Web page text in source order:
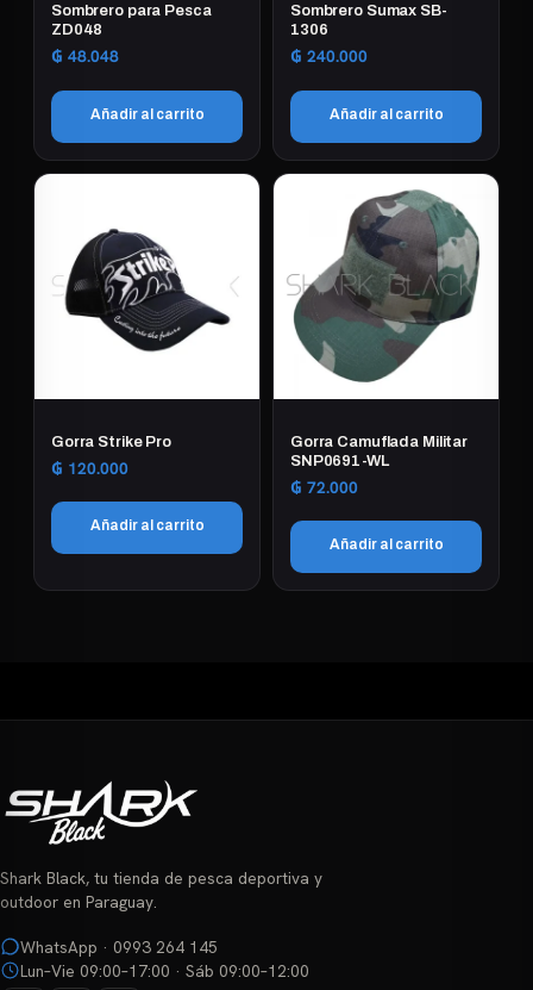
Sombrero para Pesca
ZD048
₲ 48.048
Añadir al carrito
Sombrero Sumax SB-
1306
₲ 240.000
Añadir al carrito
Gorra Strike Pro
₲ 120.000
Añadir al carrito
Gorra Camuflada Militar
SNP0691-WL
₲ 72.000
Añadir al carrito
Shark Black, tu tienda de pesca deportiva y
outdoor en Paraguay.
WhatsApp · 0993 264 145
Lun–Vie 09:00–17:00 · Sáb 09:00–12:00